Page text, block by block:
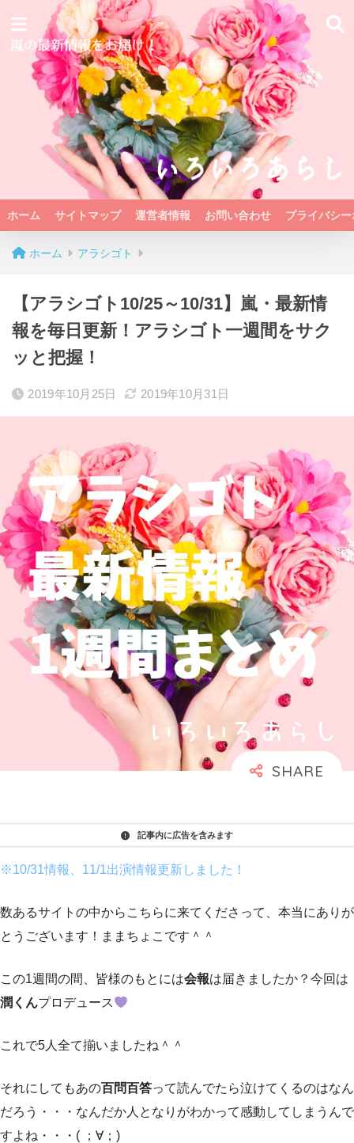
ホーム サイトマップ 運営者情報 お問い合わせ プライバシ
ホーム アラシゴト
【アラシゴト10/25～10/31】嵐・最新情
報を毎日更新！アラシゴト一週間をサク
ッと把握！
2019年10月25日 2019年10月31日
記事内に広告を含みます
※10/31情報、11/1出演情報更新しました！
数あるサイトの中からこちらに来てくださって、本当にありが
とうございます！ままちょこです＾＾
この1週間の間、皆様のもとには会報は届きましたか？今回は
潤くんプロデュース
これで5人全て揃いましたね＾＾
それにしてもあの百問百答って読んでたら泣けてくるのはなん
だろう・・・なんだか人となりがわかって感動してしまうんで
すよね・・・( ；∀；)